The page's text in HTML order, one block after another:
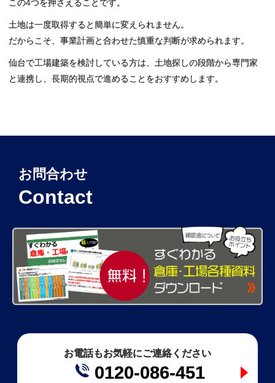
この4つを押さえることです。
土地は一度取得すると簡単に変えられません。
だからこそ、事業計画と合わせた慎重な判断が求められます。
仙台で工場建築を検討している方は、土地探しの段階から専門家
と連携し、長期的視点で進めることをおすすめします。
お問合わせ
Contact
お電話もお気軽にご連絡ください
0120-086-451